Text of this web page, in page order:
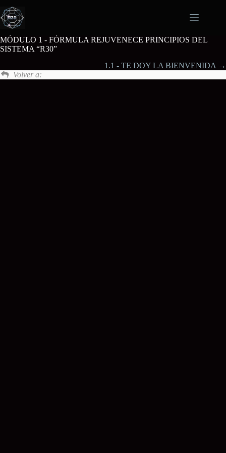
al
contenido
MÓDULO 1 - FÓRMULA REJUVENECE PRINCIPIOS DEL
SISTEMA “R30”
1.1 - TE DOY LA BIENVENIDA
Volver a: